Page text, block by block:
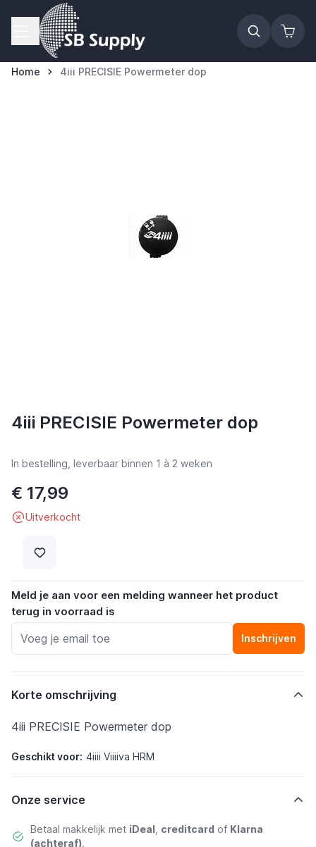
Ga naar de inhoud
Home 4iii PRECISIE Powermeter dop
4iii PRECISIE Powermeter dop
In bestelling, leverbaar binnen 1 à 2 weken
€ 17,99
Uitverkocht
Meld je aan voor een melding wanneer het product
terug in voorraad is
Inschrijven
Korte omschrijving
4iii PRECISIE Powermeter dop
Geschikt voor: 4iiii Viiiiva HRM
Onze service
Betaal makkelijk met iDeal creditcard of Klarna
(achteraf).